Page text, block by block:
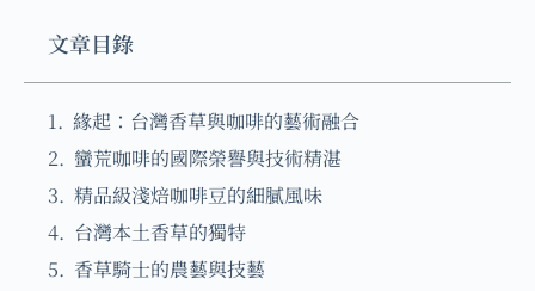
文章目錄
緣起：台灣香草與咖啡的藝術融合
蠻荒咖啡的國際榮譽與技術精湛
精品級淺焙咖啡豆的細膩風味
台灣本土香草的獨特
香草騎士的農藝與技藝